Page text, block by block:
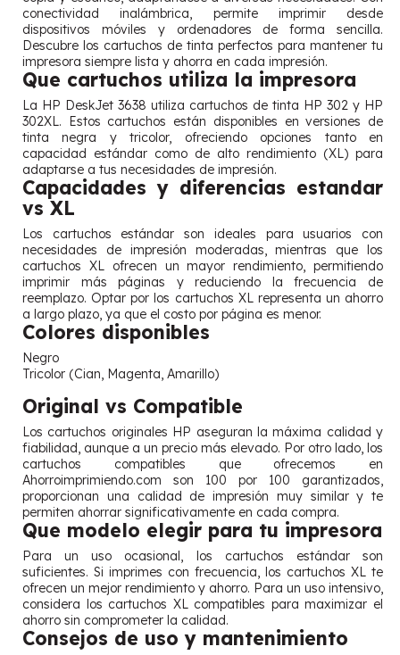
conectividad inalámbrica, permite imprimir desde
dispositivos móviles y ordenadores de forma sencilla.
Descubre los cartuchos de tinta perfectos para mantener tu
impresora siempre lista y ahorra en cada impresión.
Que cartuchos utiliza la impresora
La HP DeskJet 3638 utiliza cartuchos de tinta HP 302 y HP
302XL. Estos cartuchos están disponibles en versiones de
tinta negra y tricolor, ofreciendo opciones tanto en
capacidad estándar como de alto rendimiento (XL) para
adaptarse a tus necesidades de impresión.
Capacidades y diferencias estandar
vs XL
Los cartuchos estándar son ideales para usuarios con
necesidades de impresión moderadas, mientras que los
cartuchos XL ofrecen un mayor rendimiento, permitiendo
imprimir más páginas y reduciendo la frecuencia de
reemplazo. Optar por los cartuchos XL representa un ahorro
a largo plazo, ya que el costo por página es menor.
Colores disponibles
Negro
Tricolor (Cian, Magenta, Amarillo)
Original vs Compatible
Los cartuchos originales HP aseguran la máxima calidad y
fiabilidad, aunque a un precio más elevado. Por otro lado, los
cartuchos compatibles que ofrecemos en
Ahorroimprimiendo.com son 100 por 100 garantizados,
proporcionan una calidad de impresión muy similar y te
permiten ahorrar significativamente en cada compra.
Que modelo elegir para tu impresora
Para un uso ocasional, los cartuchos estándar son
suficientes. Si imprimes con frecuencia, los cartuchos XL te
ofrecen un mejor rendimiento y ahorro. Para un uso intensivo,
considera los cartuchos XL compatibles para maximizar el
ahorro sin comprometer la calidad.
Consejos de uso y mantenimiento